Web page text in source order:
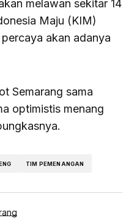
melawan sekitar 14
Maju (KIM)
akan adanya
Semarang sama
optimistis menang
TIM PEMENANGAN